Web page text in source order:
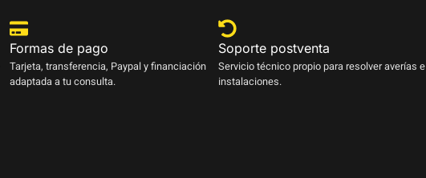
Formas de pago
Tarjeta, transferencia, Paypal y financiación
adaptada a tu consulta.
Soporte postventa
Servicio técnico propio para resolver averías e
instalaciones.